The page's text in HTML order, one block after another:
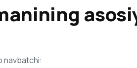
navbatchi: